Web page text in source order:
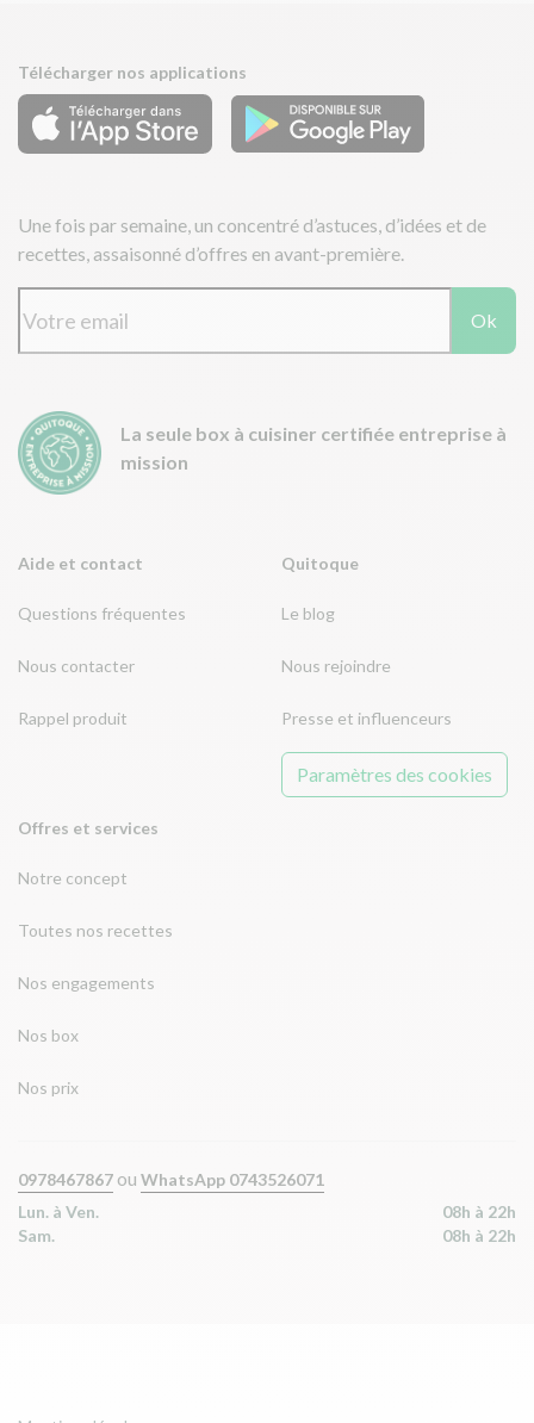
Aide et contact
Questions fréquentes
Nous contacter
Rappel produit
Offres et services
Notre concept
Toutes nos recettes
Nos engagements
Nos box
Nos prix
Quitoque
Le blog
Nous rejoindre
Presse et influenceurs
Paramètres des cookies
Télécharger nos applications
Une fois par semaine, un concentré d’astuces, d’idées et de
recettes, assaisonné d’offres en avant-première.
Ok
La seule box à cuisiner certifiée entreprise à
mission
0978467867 ou WhatsApp 0743526071
Lun. à Ven.
08h à 22h
Sam.
08h à 22h